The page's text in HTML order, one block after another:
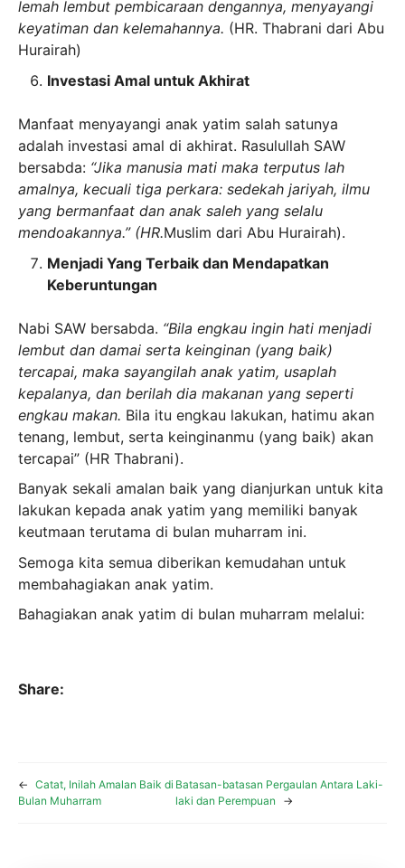
lemah lembut pembicaraan dengannya, menyayangi
keyatiman dan kelemahannya. (HR. Thabrani dari Abu
Hurairah)
Investasi Amal untuk Akhirat
Manfaat menyayangi anak yatim salah satunya
adalah investasi amal di akhirat. Rasulullah SAW
bersabda: “Jika manusia mati maka terputus lah
amalnya, kecuali tiga perkara: sedekah jariyah, ilmu
yang bermanfaat dan anak saleh yang selalu
mendoakannya.” (HR.Muslim dari Abu Hurairah).
Menjadi Yang Terbaik dan Mendapatkan
Keberuntungan
Nabi SAW bersabda. “Bila engkau ingin hati menjadi
lembut dan damai serta keinginan (yang baik)
tercapai, maka sayangilah anak yatim, usaplah
kepalanya, dan berilah dia makanan yang seperti
engkau makan. Bila itu engkau lakukan, hatimu akan
tenang, lembut, serta keinginanmu (yang baik) akan
tercapai” (HR Thabrani).
Banyak sekali amalan baik yang dianjurkan untuk kita
lakukan kepada anak yatim yang memiliki banyak
keutmaan terutama di bulan muharram ini.
Semoga kita semua diberikan kemudahan untuk
membahagiakan anak yatim.
Bahagiakan anak yatim di bulan muharram melalui:
Share:
← Catat, Inilah Amalan Baik di
Bulan Muharram
Batasan-batasan Pergaulan Antara Laki-
laki dan Perempuan
→